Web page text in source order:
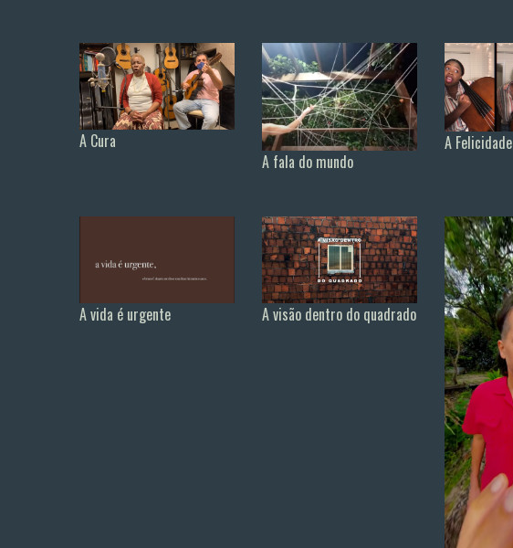
A Cura
A fala do mundo
A Felicidade
A vida é urgente A visão dentro do quadrado